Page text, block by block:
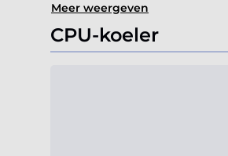
Meer weergeven
CPU-koeler